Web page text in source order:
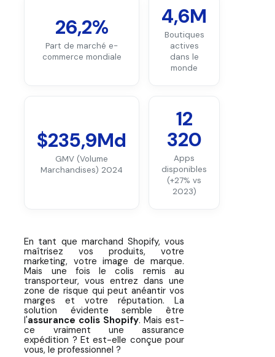
Shopify : Envois sécurisés avec
Claisy
26,2%
Part de marché e-
commerce mondiale
4,6M
Boutiques
actives
dans le
monde
$235,9Md
GMV (Volume
Marchandises) 2024
12
320
Apps
disponibles
(+27% vs
2023)
En tant que marchand Shopify, vous
maîtrisez vos produits, votre
marketing, votre image de marque.
Mais une fois le colis remis au
transporteur, vous entrez dans une
zone de risque qui peut anéantir vos
marges et votre réputation. La
solution évidente semble être
l'assurance colis Shopify. Mais est-
ce vraiment une assurance
expédition ? Et est-elle conçue pour
vous, le professionnel ?